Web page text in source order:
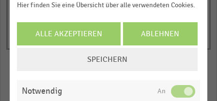
1.0509449999999998.
Hier finden Sie eine Übersicht über alle verwendeten Cookies.
ALLE AKZEPTIEREN ABLEHNEN
SPEICHERN
Notwendig